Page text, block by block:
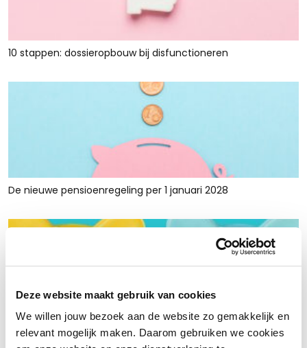
Deze website maakt gebruik van cookies
We willen jouw bezoek aan de website zo gemakkelijk en
relevant mogelijk maken. Daarom gebruiken we cookies
10 stappen: dossieropbouw bij disfunctioneren
De nieuwe pensioenregeling per 1 januari 2028
Rust en ruimte met werkkapitaalfinanciering: voor retailers
die tijdelijk krap zitten